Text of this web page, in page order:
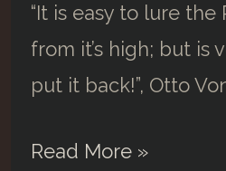
“It is easy to lure the
from it’s high; but is
put it back!”, Otto
अमेरिका-
Read More »